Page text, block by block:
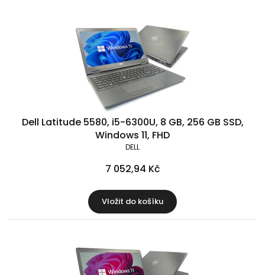
Dell Latitude 5580, i5-6300U, 8 GB, 256 GB SSD,
Windows 11, FHD
DELL
7 052,94 Kč
Vložit do košíku